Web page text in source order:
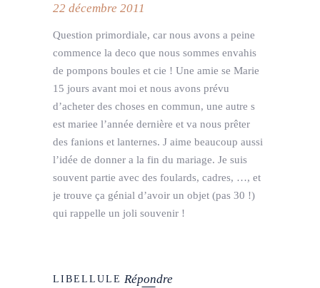
22 décembre 2011
Question primordiale, car nous avons a peine
commence la deco que nous sommes envahis
de pompons boules et cie ! Une amie se Marie
15 jours avant moi et nous avons prévu
d’acheter des choses en commun, une autre s
est mariee l’année dernière et va nous prêter
des fanions et lanternes. J aime beaucoup aussi
l’idée de donner a la fin du mariage. Je suis
souvent partie avec des foulards, cadres, …, et
je trouve ça génial d’avoir un objet (pas 30 !)
qui rappelle un joli souvenir !
LIBELLULE Répondre